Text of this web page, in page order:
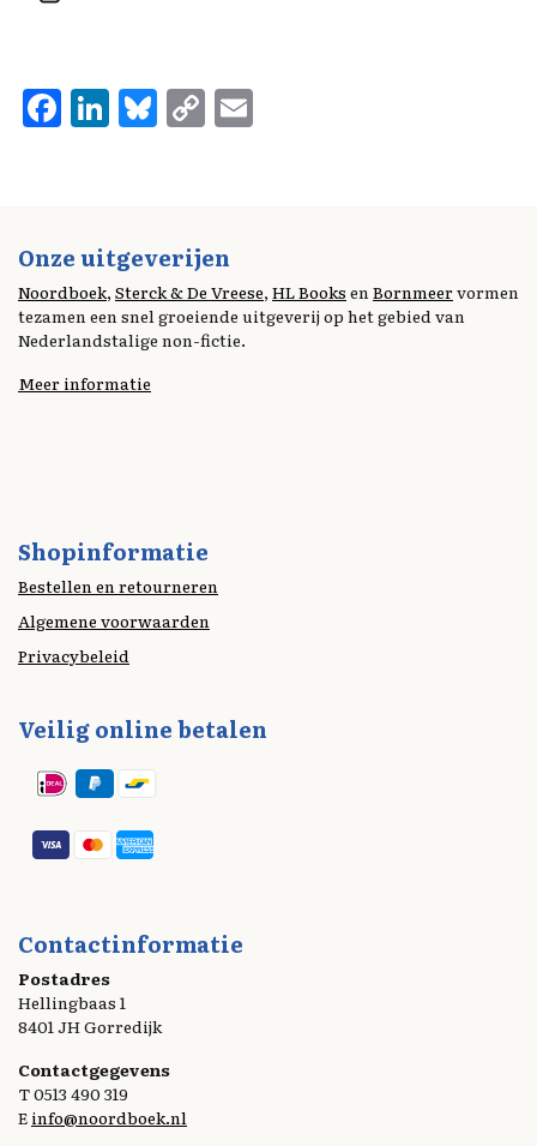
F
a
o
o
k
Li
n
d
I
n
Bl
u
y
C
o
Li
n
k
Onze uitgeverijen
Noordboek, Sterck & De Vreese, HL Books en Bornmeervormen
tezamen een snel groeiende uitgeverij op het gebied van
Nederlandstalige non-fictie.
Meer informatie
Shopinformatie
Bestellen en retourneren
Algemene voorwaarden
Privacybeleid
Veilig online betalen
Contactinformatie
Postadres
Hellingbaas 1
8401 JH Gorredijk
Contactgegevens
T 0513 490 319
E info@noordboek.nl